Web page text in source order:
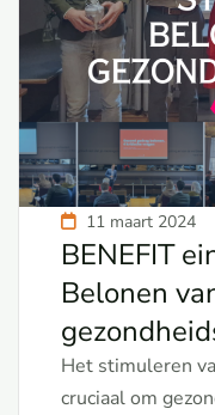
11 maart 2024
BENEFIT
Belonen
Het stimuleren
cruciaal om